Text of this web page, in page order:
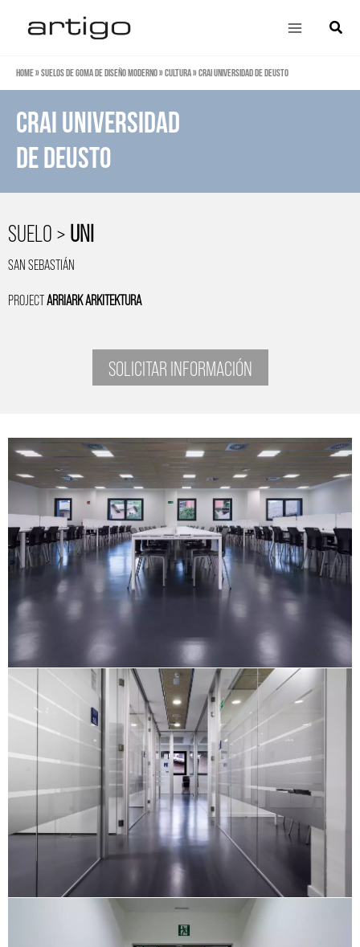
contenido
Main
Home»Suelos de goma de diseño moderno»Cultura»CRAI Universidad de Deusto
CRAI Universidad
de Deusto
SUELO >UNI
SAN SEBASTIÁN
PROJECTARRIARK ARKITEKTURA
SOLICITAR INFORMACIÓN